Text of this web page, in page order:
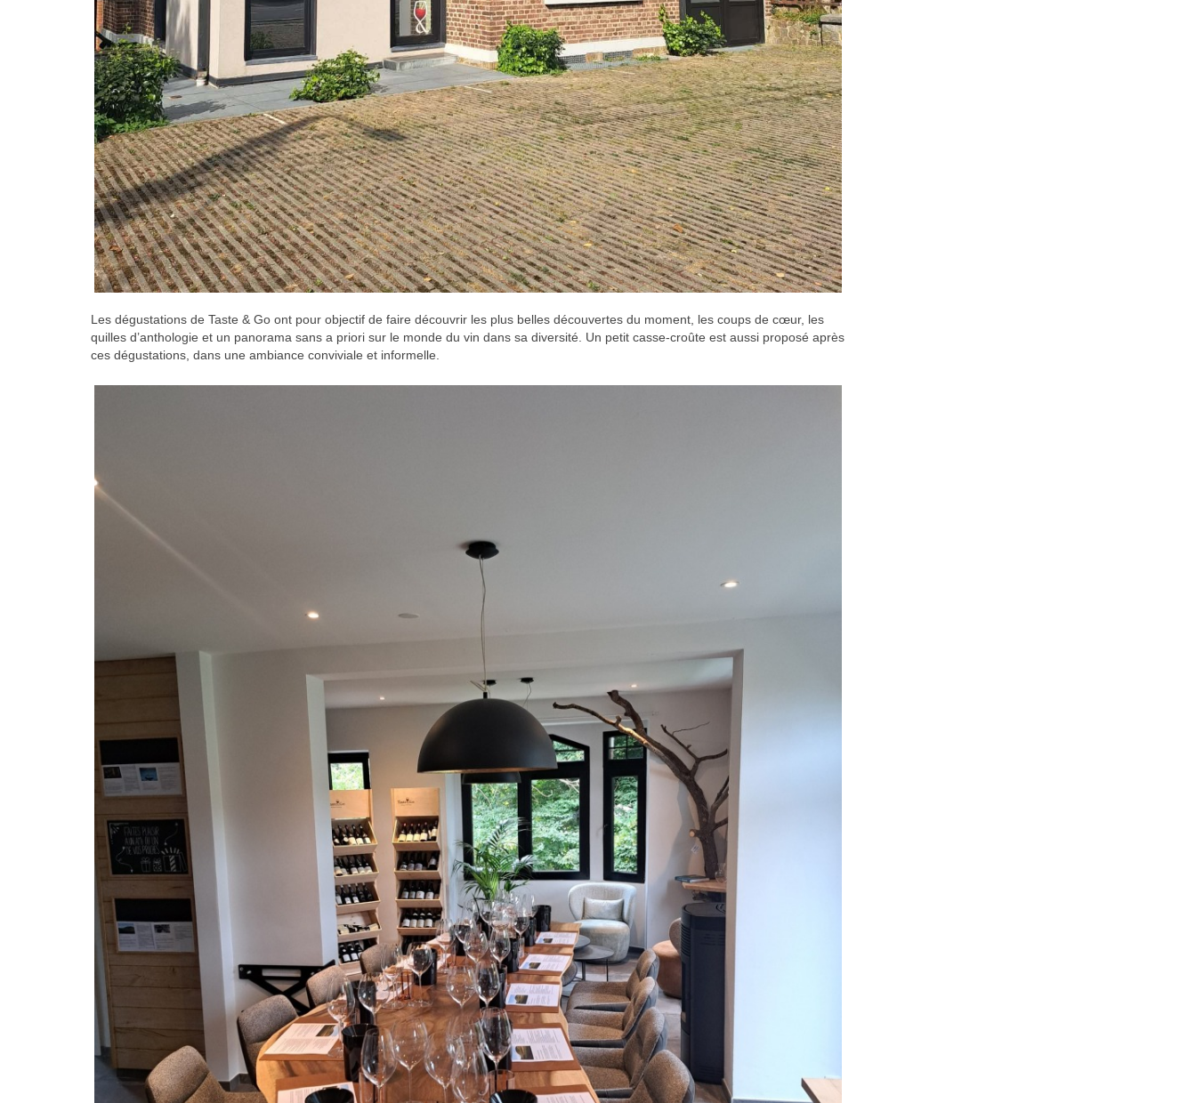
Les dégustations de Taste & Go ont pour objectif de faire découvrir les plus belles découvertes du moment, les coups de cœur, les
quilles d’anthologie et un panorama sans a priori sur le monde du vin dans sa diversité. Un petit casse-croûte est aussi proposé après
ces dégustations, dans une ambiance conviviale et informelle.